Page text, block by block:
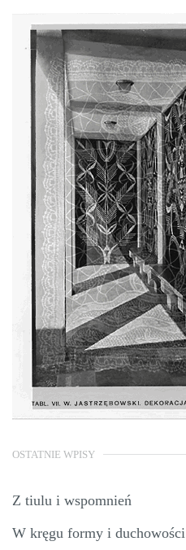
OSTATNIE WPISY
Z tiulu i wspomnień
W kręgu formy i duchowości